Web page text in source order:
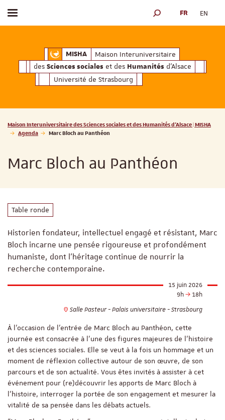
MISHAMaison Interuniversitaire des
Maison Interuniversitaire
des Sciences sociales et des Humanités d'Alsace
Université de Strasbourg
Afficher / masquer le menu MOTEUR DE
FR EN
Vous êtes ici :
Maison Interuniversitaire des Sciences sociales et des Humanités d'Alsace | MISHA
Agenda
Marc Bloch au Panthéon
Marc Bloch au Panthéon
Table ronde
Historien fondateur, intellectuel engagé et résistant, Marc
Bloch incarne une pensée rigoureuse et profondément
humaniste, dont l’héritage continue de nourrir la
recherche contemporaine.
15 juin 2026
9h
18h
Salle Pasteur - Palais universitaire - Strasbourg
À l’occasion de l’entrée de Marc Bloch au Panthéon, cette
journée est consacrée à l’une des figures majeures de l’histoire
et des sciences sociales. Elle se veut à la fois un hommage et un
moment de réflexion collective autour de son œuvre, de son
parcours et de son actualité. Vous êtes invités à assister à cet
événement pour (re)découvrir les apports de Marc Bloch à
l’histoire, interroger la portée de son engagement et mesurer la
vitalité de sa pensée dans les débats actuels.